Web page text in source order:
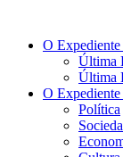
O
Última
Última
O
Política